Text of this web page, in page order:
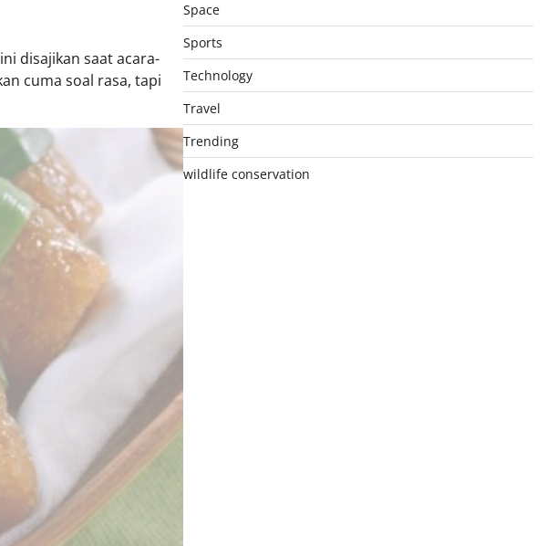
disajikan saat acara-
cuma soal rasa, tapi
Space
Sports
Technology
Travel
Trending
wildlife conservation